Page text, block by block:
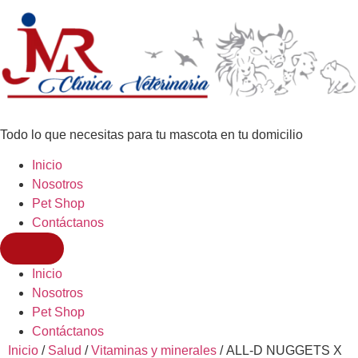
Todo lo que necesitas para tu mascota en tu domicilio
Inicio
Nosotros
Pet Shop
Contáctanos
Inicio
Nosotros
Pet Shop
Contáctanos
Inicio / Salud /Vitaminas y minerales / ALL-D NUGGETS X